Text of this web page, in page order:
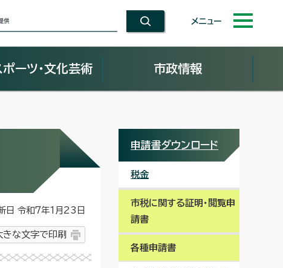
メニュー
ポーツ・文化芸術 市政情報
日 令和7年1月23日
きな文字で印刷
申請書ダウンロード
税金
市税に関する証明・閲覧申
請書
各種申請書